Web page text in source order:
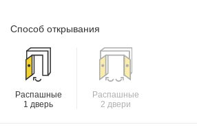
Способ открывания
Распашные
1 дверь
Распашные
2 двери